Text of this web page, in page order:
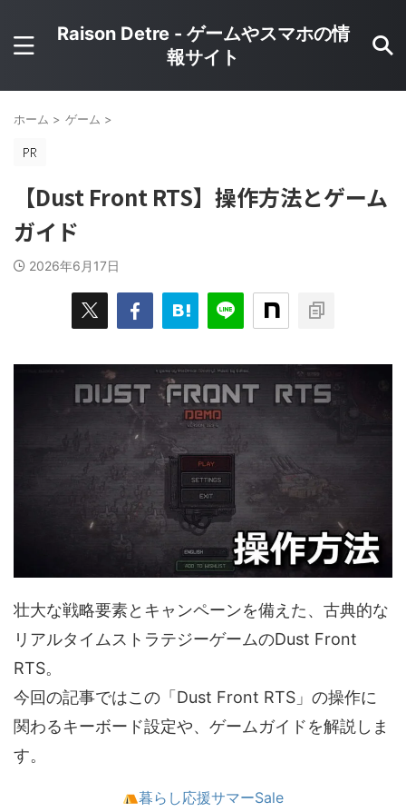
Raison Detre - ゲームやスマホの情
報サイト
ホーム > ゲーム >
【Dust Front RTS】操作方法とゲーム
ガイド
2026年6月17日
壮大な戦略要素とキャンペーンを備えた、古典的な
リアルタイムストラテジーゲームのDust Front
RTS。
今回の記事ではこの「Dust Front RTS」の操作に
関わるキーボード設定や、ゲームガイドを解説しま
す。
暮らし応援サマーSale